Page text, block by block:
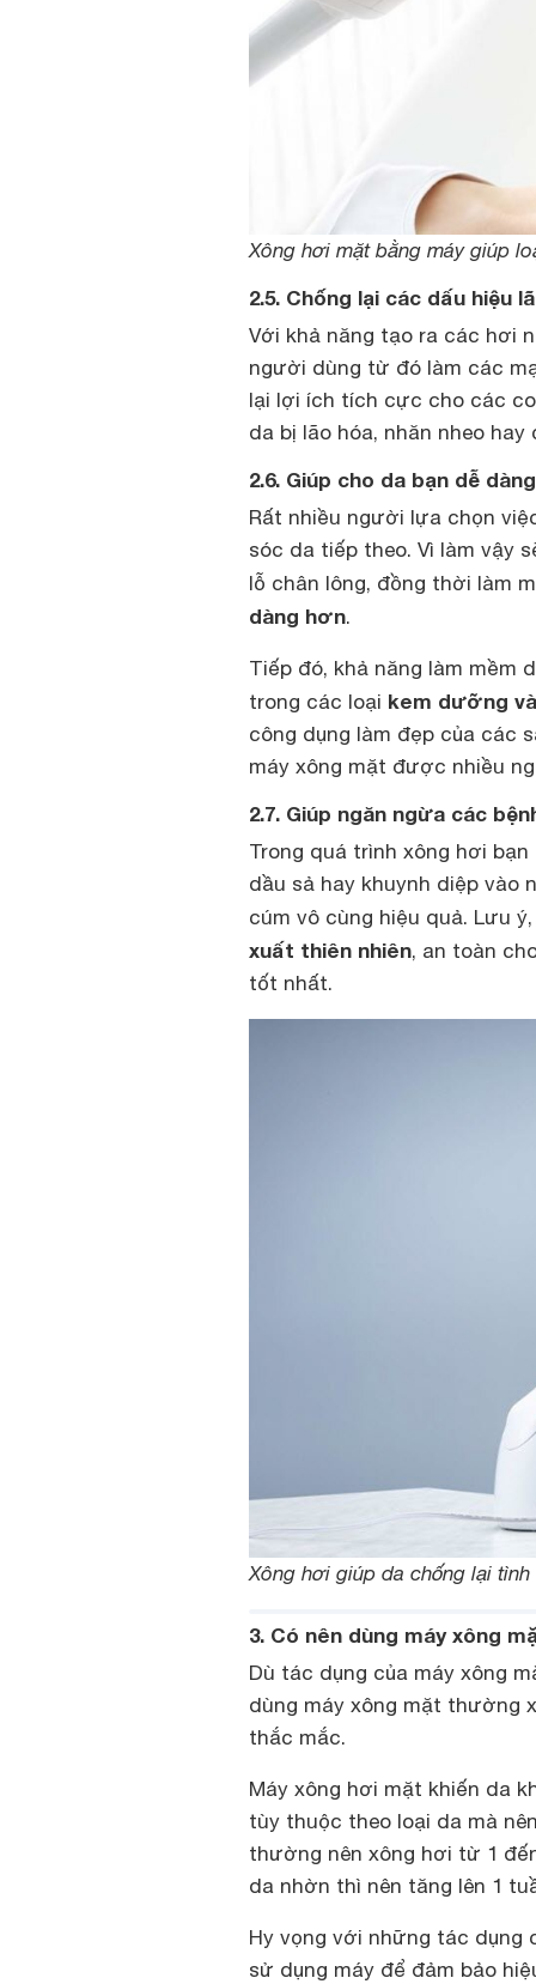
Xông hơi mặt bằng máy giúp
2.5. Chống lại các dấu hiệu
Với khả năng tạo ra các hơi
người dùng từ đó làm các
lại lợi ích tích cực cho các
da bị lão hóa, nhăn nheo
2.6. Giúp cho da bạn dễ
Rất nhiều người lựa chọn
sóc da tiếp theo. Vì làm vậy
lỗ chân lông, đồng thời làm
dàng hơn.
Tiếp đó, khả năng làm mềm
trong các loại kem dưỡng
công dụng làm đẹp của các
máy xông mặt được nhiều
2.7. Giúp ngăn ngừa các
Trong quá trình xông hơi
dầu sả hay khuynh diệp vào
cúm vô cùng hiệu quả. Lưu
xuất thiên nhiên, an toàn
tốt nhất.
Xông hơi giúp da chống lại
3. Có nên dùng máy xông
Dù tác dụng của máy xông
dùng máy xông mặt thường
thắc mắc.
Máy xông hơi mặt khiến da
tùy thuộc theo loại da mà
thường nên xông hơi từ 1
da nhờn thì nên tăng lên 1
Hy vọng với những tác dụng
sử dụng máy để đảm bảo